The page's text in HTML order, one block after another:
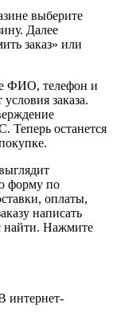
выберите
Далее
заказ» или
ФИО, телефон и
заказа.
Теперь останется
форму по
оплаты,
написать
найти. Нажмите
интернет-